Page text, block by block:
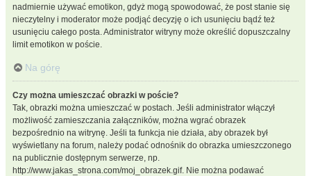
nadmiernie używać emotikon, gdyż mogą spowodować, że post stanie się
nieczytelny i moderator może podjąć decyzję o ich usunięciu bądź też
usunięciu całego posta. Administrator witryny może określić dopuszczalny
limit emotikon w poście.
Na górę
Czy można umieszczać obrazki w poście?
Tak, obrazki można umieszczać w postach. Jeśli administrator włączył
możliwość zamieszczania załączników, można wgrać obrazek
bezpośrednio na witrynę. Jeśli ta funkcja nie działa, aby obrazek był
wyświetlany na forum, należy podać odnośnik do obrazka umieszczonego
na publicznie dostępnym serwerze, np.
http://www.jakas_strona.com/moj_obrazek.gif. Nie można podawać